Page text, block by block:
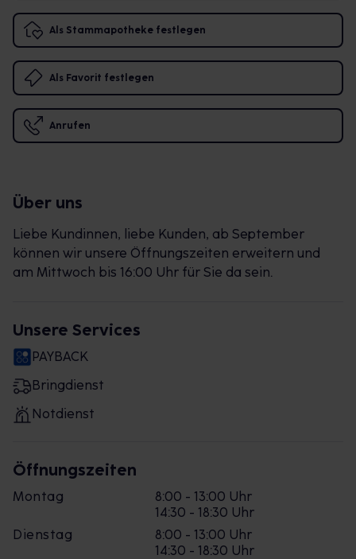
Als Stammapotheke festlegen
Als Favorit festlegen
Anrufen
Über uns
Liebe Kundinnen, liebe Kunden, ab September
können wir unsere Öffnungszeiten erweitern und
am Mittwoch bis 16:00 Uhr für Sie da sein.
Unsere Services
PAYBACK
Bringdienst
Notdienst
Öffnungszeiten
Montag
8:00 - 13:00 Uhr
14:30 - 18:30 Uhr
Dienstag
8:00 - 13:00 Uhr
14:30 - 18:30 Uhr